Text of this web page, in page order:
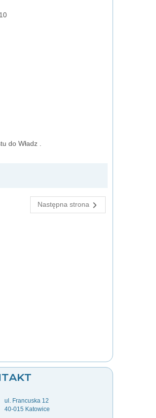
do Władz .
Następna strona
ul. Francuska 12
40-015 Katowice